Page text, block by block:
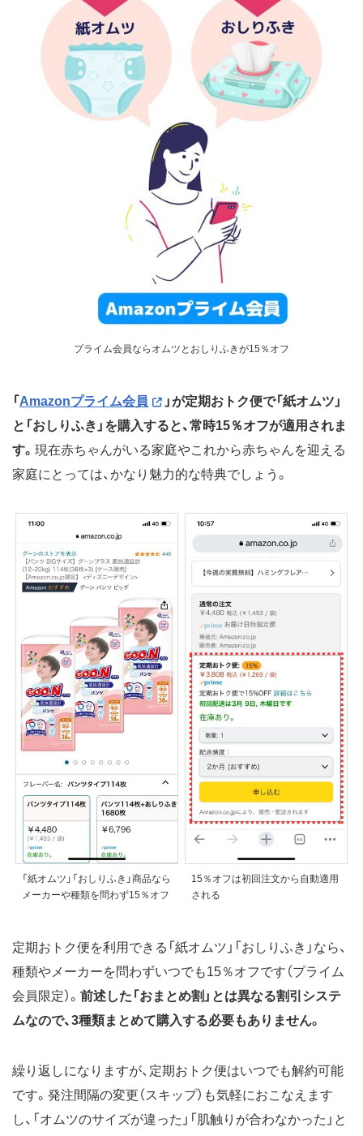
プライム会員ならオムツとおしりふきが15％オフ
「 Amazonプライム会員
」が定期おトク便で「紙オムツ」
と「おしりふき」を購入すると、常時15％オフが適用されま
す。 現在赤ちゃんがいる家庭やこれから赤ちゃんを迎える
家庭にとっては、かなり魅力的な特典でしょう。
「紙オムツ」「おしりふき」商品なら
メーカーや種類を問わず15％オフ
15％オフは初回注文から自動適用
される
定期おトク便を利用できる「紙オムツ」「おしりふき」なら、
種類やメーカーを問わずいつでも15％オフです（プライム
会員限定）。 前述した「おまとめ割」とは異なる割引システ
ムなので、3種類まとめて購入する必要もありません。
繰り返しになりますが、定期おトク便はいつでも解約可能
です。発注間隔の変更（スキップ）も気軽におこなえます
し、「オムツのサイズが違った」「肌触りが合わなかった」と